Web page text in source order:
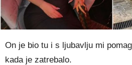
On je bio tu i s ljubavlju mi
kada je zatrebalo.